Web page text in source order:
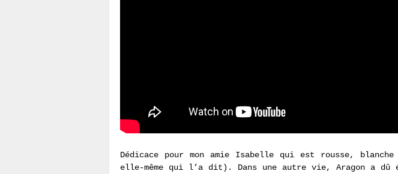
Dédicace pour mon amie Isabelle qui est rousse,
elle-même qui l’a dit). Dans une autre vie, Aragon a dû